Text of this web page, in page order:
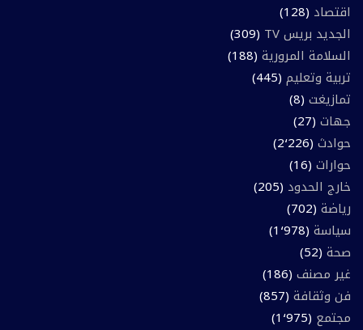
اقتصاد (128)
الجديد بريس TV
(309)
السلامة المرورية (188)
تربية وتعليم (445)
تمازيغت (8)
جهات (27)
حوادث (2٬226)
حوارات (16)
خارج الحدود (205)
رياضة (702)
سياسة (1٬978)
صحة (52)
غير مصنف (186)
فن وثقافة (857)
مجتمع (1٬975)